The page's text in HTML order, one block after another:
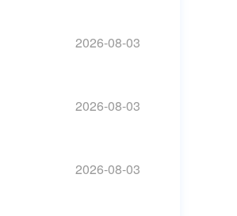
2026-08-03
2026-08-03
2026-08-03